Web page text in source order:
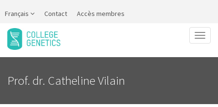
Français Contact Accès membres
Prof. dr. Catheline Vilain